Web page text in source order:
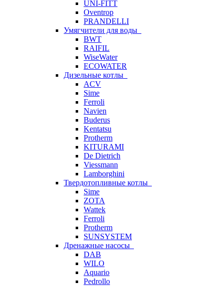
UNI-FITT
Oventrop
PRANDELLI
Умягчители для воды
BWT
RAIFIL
WiseWater
ECOWATER
Дизельные котлы
ACV
Sime
Ferroli
Navien
Buderus
Kentatsu
Protherm
KITURAMI
De Dietrich
Viessmann
Lamborghini
Твердотопливные котлы
Sime
ZOTA
Wattek
Ferroli
Protherm
SUNSYSTEM
Дренажные насосы
DAB
WILO
Aquario
Pedrollo